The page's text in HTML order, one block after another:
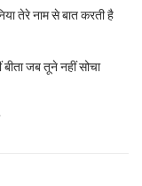
तेरे नाम से बात करती है
जब तूने नहीं सोचा